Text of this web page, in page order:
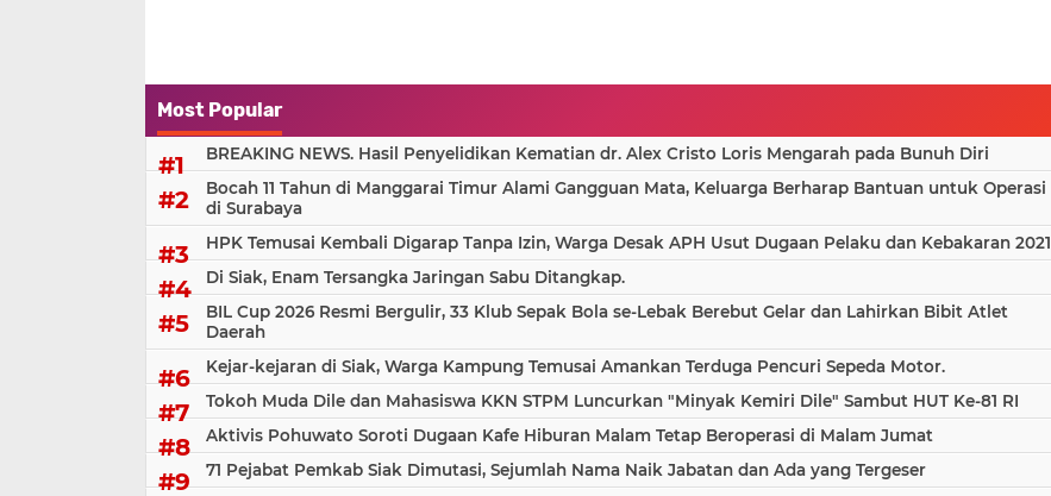
Most Popular
BREAKING NEWS. Hasil Penyelidikan Kematian dr. Alex Cristo Loris Mengarah pada Bunuh Diri
Bocah 11 Tahun di Manggarai Timur Alami Gangguan Mata, Keluarga Berharap Bantuan untuk Operasi
di Surabaya
HPK Temusai Kembali Digarap Tanpa Izin, Warga Desak APH Usut Dugaan Pelaku dan Kebakaran 2021
Di Siak, Enam Tersangka Jaringan Sabu Ditangkap.
BIL Cup 2026 Resmi Bergulir, 33 Klub Sepak Bola se-Lebak Berebut Gelar dan Lahirkan Bibit Atlet
Daerah
Kejar-kejaran di Siak, Warga Kampung Temusai Amankan Terduga Pencuri Sepeda Motor.
Tokoh Muda Dile dan Mahasiswa KKN STPM Luncurkan "Minyak Kemiri Dile" Sambut HUT Ke-81 RI
Aktivis Pohuwato Soroti Dugaan Kafe Hiburan Malam Tetap Beroperasi di Malam Jumat
71 Pejabat Pemkab Siak Dimutasi, Sejumlah Nama Naik Jabatan dan Ada yang Tergeser